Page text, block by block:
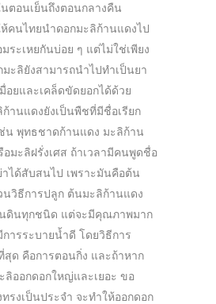
ตอนเย็นถึงตอนกลางคืน
คนไทยนำดอกมะลิก้านแดงไป
ระเหยกันบ่อย ๆ แต่ไม่ใช่เพียง
ะลิยังสามารถนำไปทำเป็นยา
อยและเคล็ดขัดยอกได้ด้วย
านแดงยังเป็นพืชที่มีชื่อเรียก
น พุทธชาดก้านแดง มะลิก้าน
อมะลิฝรั่งเศส ถ้าเวลามีคนพูดชื่อ
ได้สับสนไป เพราะมันคือต้น
นวิธีการปลูก ต้นมะลิก้านแดง
นดินทุกชนิด แต่จะมีคุณภาพมาก
ารระบายน้ำดี โดยวิธีการ
ด คือการตอนกิ่ง และถ้าหาก
ลิออกดอกใหญ่และเยอะ ขอ
รงเป็นประจำ จะทำให้ออกดอก